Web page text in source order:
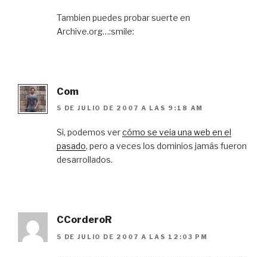
Tambien puedes probar suerte en
Archive.org…:smile:
Com
5 DE JULIO DE 2007 A LAS 9:18 AM
Si, podemos vercómo se veia una web en el
pasado, pero a veces los dominios jamás fueron
desarrollados.
CCorderoR
5 DE JULIO DE 2007 A LAS 12:03 PM